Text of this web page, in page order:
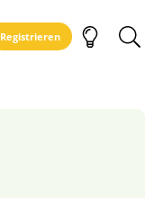
Registrieren